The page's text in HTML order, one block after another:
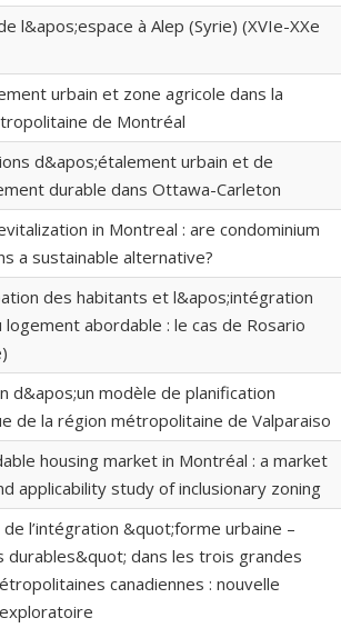
l&apos;espace à Alep (Syrie) (XVIe-XXe
urbain et zone agricole dans la
de Montréal
d&apos;étalement urbain et de
durable dans Ottawa-Carleton
in Montreal : are condominium
a sustainable alternative?
des habitants et l&apos;intégration
logement abordable : le cas de Rosario
d&apos;un modèle de planification
de la région métropolitaine de Valparaiso
housing market in Montréal : a market
applicability study of inclusionary zoning
de l’intégration &quot;forme urbaine –
durables&quot; dans les trois grandes
canadiennes : nouvelle